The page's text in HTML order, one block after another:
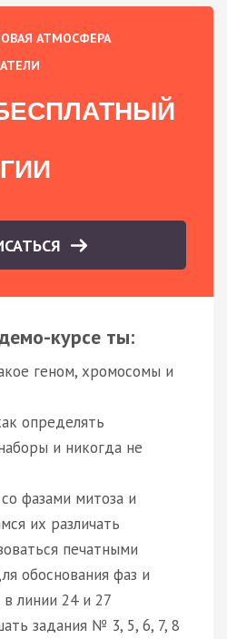
АТМОСФЕРА
курсе ты:
геном, хромосомы и
определять
и никогда не
фазами митоза и
их различать
печатными
обоснования фаз и
линии 24 и 27
задания № 3, 5, 6, 7, 8